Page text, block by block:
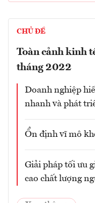
CHỦ ĐỀ
Toàn cảnh kinh
tháng 2022
Doanh nghiệp
nhanh và phát
Ổn định vĩ mô
Giải pháp tối ưu
cao chất lượng